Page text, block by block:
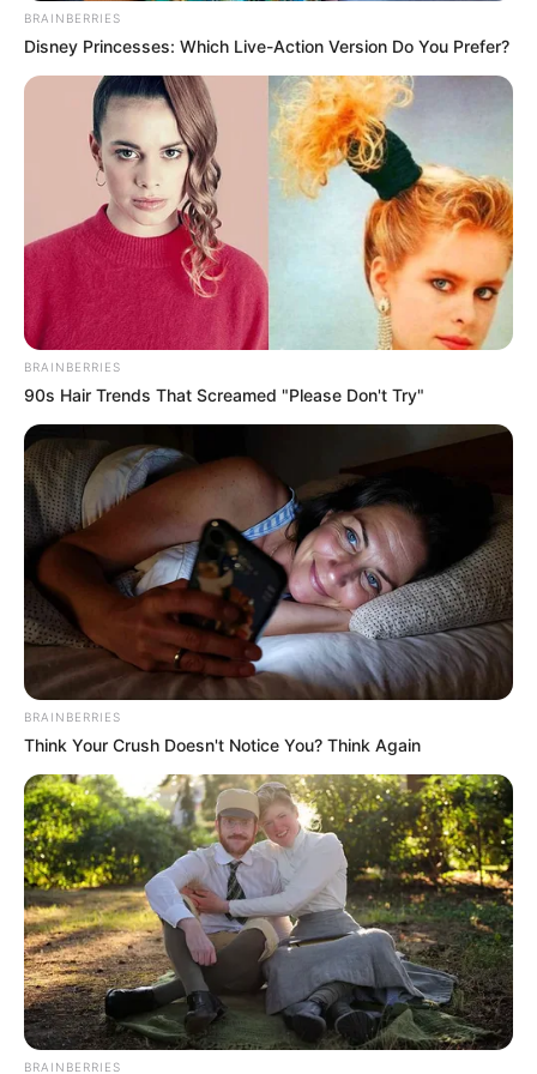
Découvrez également parmi tous ces pronostiqueurs
professionnels, celui qui vous donne les meilleurs
pronostics. Pour les jeux du Couplé (Jumelé) , 2sur4
et du jeu simple placé.
Suivez toutes cesmeilleures-stats
qui sont réalisées
en temps réel.
Avec une mise à jour quotidienne établie après
chaque arrivée du Tiercé Quinté. Dès que les
résultats définitifs sont annoncés et validés
officiellement par le PMU.
BRAINBERRIES
Disney Princesses: Which Live-Action Version Do You Prefer?
BRAINBERRIES
90s Hair Trends That Screamed "Please Don't Try"
BRAINBERRIES
Think Your Crush Doesn't Notice You? Think Again
BRAINBERRIES